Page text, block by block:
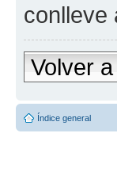
conlleve
Volver
Índice general